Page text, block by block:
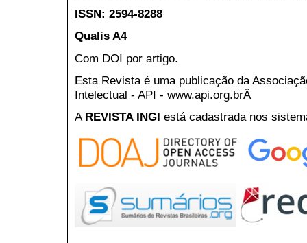
ISSN: 2594-8288
Qualis A4
Com DOI por artigo.
Esta Revista é uma publicação da
Intelectual - API - www.api.org.brÂ
A REVISTA INGI está cadastrada nos